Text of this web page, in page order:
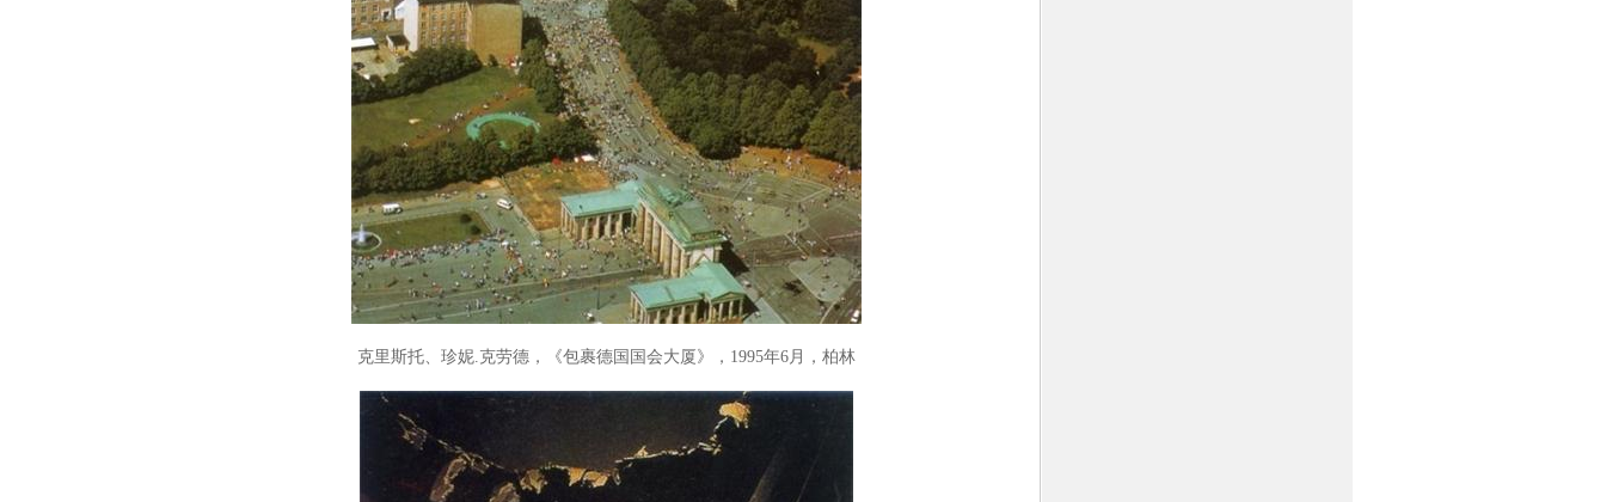
克里斯托、珍妮.克劳德，《包裹德国国会大厦》，1995年6月，柏林